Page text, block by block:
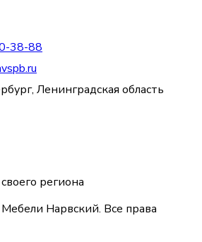
38-88
Ленинградская область
региона
Нарвский. Все права